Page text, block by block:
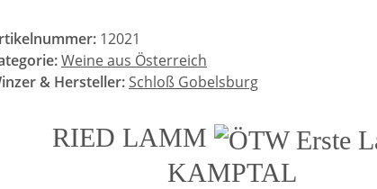
12021
Weine aus Österreich
& Hersteller: Schloß Gobelsburg
RIED LAMM
KAMPTAL